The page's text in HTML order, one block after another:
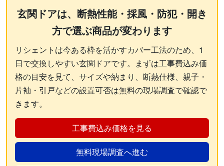
玄関ドアは、断熱性能・採風・防犯・開き
方で選ぶ商品が変わります
リシェントは今ある枠を活かすカバー工法のため、1
日で交換しやすい玄関ドアです。まずは工事費込み価
格の目安を見て、サイズや納まり、断熱仕様、親子・
片袖・引戸などの設置可否は無料の現場調査で確認で
きます。
工事費込み価格を見る
無料現場調査へ進む